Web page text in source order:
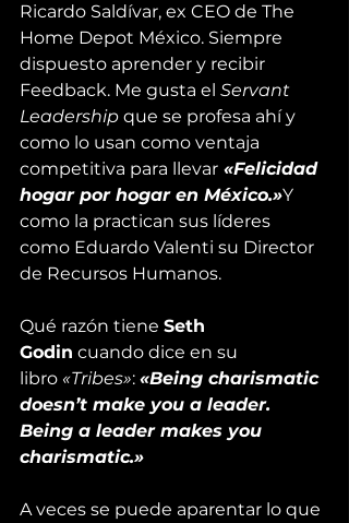
Ricardo Saldívar, ex CEO de The
Home Depot México. Siempre
dispuesto aprender y recibir
Feedback. Me gusta el Servant
Leadership que se profesa ahí y
como lo usan como ventaja
competitiva para llevar «Felicidad
hogar por hogar en México.»Y
como la practican sus líderes
como Eduardo Valenti su Director
de Recursos Humanos.
Qué razón tiene Seth
Godin cuando dice en su
libro «Tribes»: «Being charismatic
doesn’t make you a leader.
Being a leader makes you
charismatic.»
A veces se puede aparentar lo que